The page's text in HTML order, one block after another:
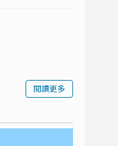
閱讀更多